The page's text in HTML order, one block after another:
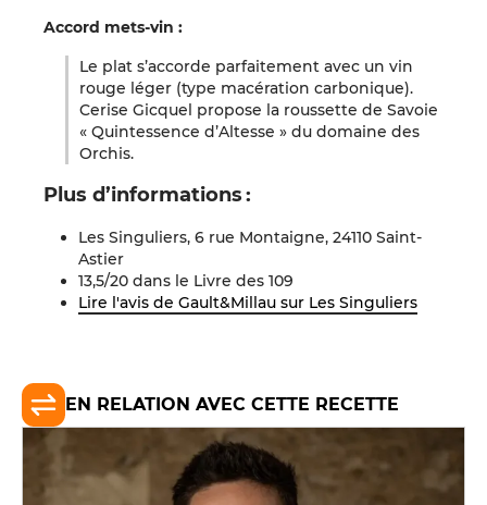
Accord mets-vin :
Le plat s’accorde parfaitement avec un vin
rouge léger (type macération carbonique).
Cerise Gicquel propose la roussette de Savoie
« Quintessence d’Altesse » du domaine des
Orchis.
Plus d’informations :
Les Singuliers, 6 rue Montaigne, 24110 Saint-
Astier
13,5/20 dans le Livre des 109
Lire l'avis de Gault&Millau sur Les Singuliers
EN RELATION AVEC CETTE RECETTE